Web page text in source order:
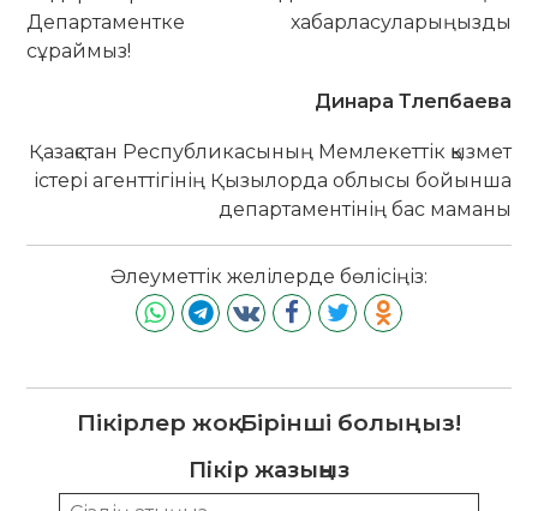
Департаментке хабарласуларыңызды
сұраймыз!
Динара Тлепбаева
Қазақстан Республикасының Мемлекеттік қызмет
істері агенттігінің Қызылорда облысы бойынша
департаментінің бас маманы
Әлеуметтік желілерде бөлісіңіз:
Пікірлер жоқ. Бірінші болыңыз!
Пікір жазыңыз